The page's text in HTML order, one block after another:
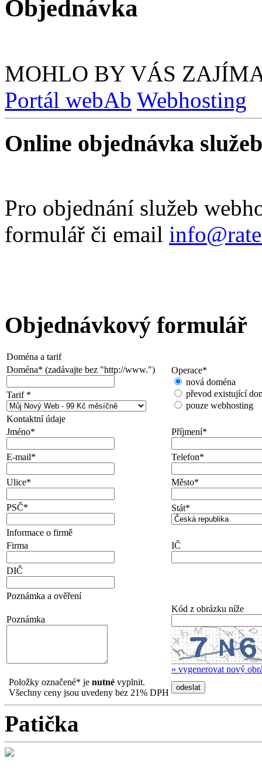
Objednávka
MOHLO BY VÁS
Portál webAb Webhosting
Online objednávka služeb
Pro objednání služeb
formulář či email
Objednávkový formulář
Doména a tarif
Doména* (zadávajte bez "http://www.") Operace*
nová doména
převod existující
pouze webhosting
Tarif *
Kontaktní údaje
Jméno* Příjmení*
E-mail* Telefon*
Ulice* Město*
PSČ* Stát*
Informace o firmě
Firma
IČ
DIČ
Poznámka a ověření
Poznámka
Kód z obrázku níže
» vygenerovat nový
Položky označené* je nutné vyplnit.
Všechny ceny jsou uvedeny bez 21% DPH
Patička